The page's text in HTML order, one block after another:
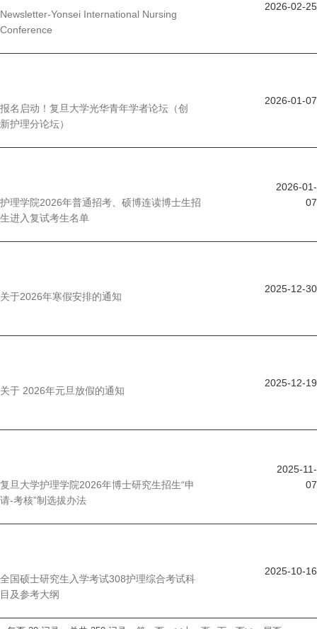
Newsletter-Yonsei International Nursing
Conference
2026-02-25
报名启动！复旦大学光华青年学者论坛（创
新护理分论坛）
2026-01-07
护理学院2026年普通招考、硕博连读博士生招
生进入复试考生名单
2026-01-
07
关于2026年寒假安排的通知
2025-12-30
关于 2026年元旦放假的通知
2025-12-19
复旦大学护理学院2026年博士研究生招生“申
请-考核”制选拔办法
2025-11-
07
全国硕士研究生入学考试308护理综合考试科
目及参考大纲
2025-10-16